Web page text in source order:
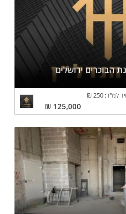
למ"ר: 250
₪
125,000
₪